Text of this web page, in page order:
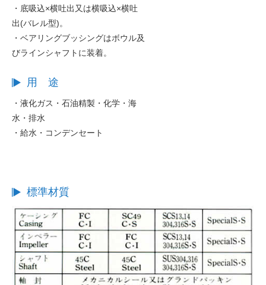
・底吸込×横吐出又は横吸込×横吐
出(バレル型)。
・ベアリングブッシングはボウル及
びラインシャフトに装着。
用 途
・液化ガス・石油精製・化学・海
水・排水
・給水・コンデンセート
標準材質